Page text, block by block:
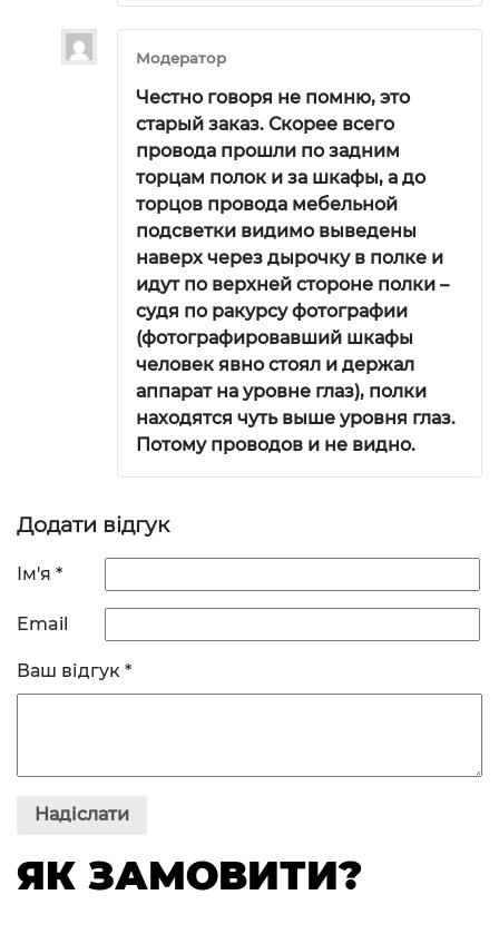
Модератор
Честно говоря не помню, это
старый заказ. Скорее всего
провода прошли по задним
торцам полок и за шкафы, а до
торцов провода мебельной
подсветки видимо выведены
наверх через дырочку в полке и
идут по верхней стороне полки –
судя по ракурсу фотографии
(фотографировавший шкафы
человек явно стоял и держал
аппарат на уровне глаз), полки
находятся чуть выше уровня глаз.
Потому проводов и не видно.
Додати відгук
Ім'я *
Email
Ваш відгук *
ЯК ЗАМОВИТИ?